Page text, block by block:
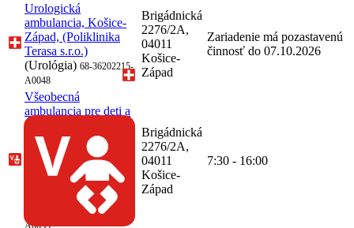
Urologická
ambulancia, Košice-
Západ, (Poliklinika
Terasa s.r.o.)
(Urológia) 68-36202215-
A0048
Brigádnická
2276/2A,
04011
Košice-
Západ
Zariadenie má pozastavenú
činnosť do 07.10.2026
Všeobecná
ambulancia pre deti a
dorast, MUDr. Mária
Poledníková, Košice-
Západ, (Poliklinika
Terasa s.r.o.)
(Pediatria, Všeobecná
starostlivosť o deti a
68-36202215-
A0033
Brigádnická
2276/2A,
04011
Košice-
Západ
7:30 - 16:00